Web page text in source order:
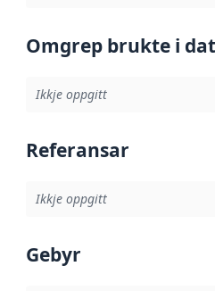
Omgrep brukte i
Ikkje oppgitt
Referansar
Ikkje oppgitt
Gebyr